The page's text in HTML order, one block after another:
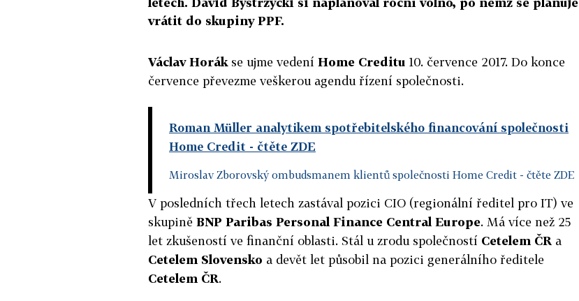
vrátit do skupiny PPF.
Václav Horákse ujme vedení Home Creditu 10. července 2017. Do konce
července převezme veškerou agendu řízení společnosti.
Roman Müller analytikem spotřebitelského financování společnosti
Home Credit - čtěte ZDE
Miroslav Zborovský ombudsmanem klientů společnosti Home Credit - čtěte ZDE
V posledních třech letech zastával pozici CIO (regionální ředitel pro IT) ve
skupině BNP Paribas Personal Finance Central Europe. Má více než 25
let zkušeností ve finanční oblasti. Stál u zrodu společností Cetelem ČR a
Cetelem Slovensko a devět let působil na pozici generálního ředitele
Cetelem ČR.